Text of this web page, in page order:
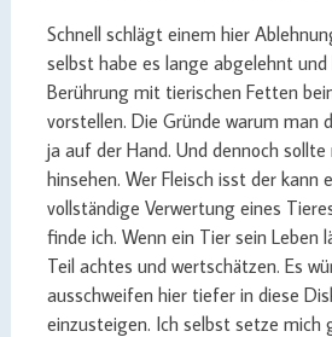
Schnell schlägt einem hier
selbst habe es lange abgelehnt
Berührung mit tierischen Fetten
vorstellen. Die Gründe warum man
ja auf der Hand. Und dennoch
hinsehen. Wer Fleisch isst der kann
vollständige Verwertung eines
finde ich. Wenn ein Tier sein Leben
Teil achtes und wertschätzen. Es
ausschweifen hier tiefer in diese
einzusteigen. Ich selbst setze mich